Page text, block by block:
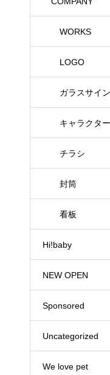
WORKS
LOGO
ガラスサイン
キャラクタ
チラシ
封筒
看板
Hi!baby
NEW OPEN
Sponsored
Uncategorized
We love pet